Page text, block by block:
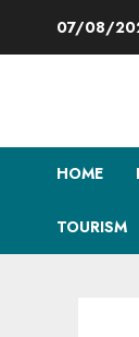
07/08/
HOME
TOURISM